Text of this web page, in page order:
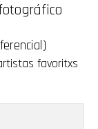
favoritxs